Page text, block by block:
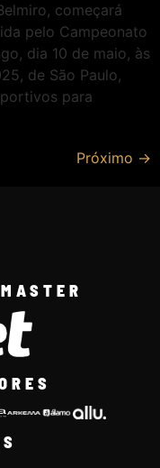
começará
pelo Campeonato
dia 10 de maio, às
de São Paulo,
para
Próximo →